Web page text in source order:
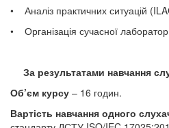
• Аналіз практичних ситуацій
• Організація сучасної
За результатами навчання
Об’єм курсу – 16 годин.
Вартість навчання одного